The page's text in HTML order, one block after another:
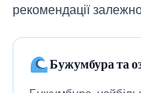
рекомендації
Бужумбура та